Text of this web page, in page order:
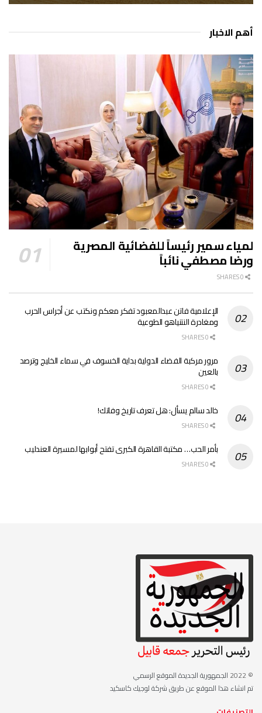
أهم الاخبار
لمياء سمير رئيساً للفضائية المصرية
ورضا مصطفي نائباً
الإعلامية فاتن عبدالمعبود تفكر معكم ونكتب عن أجراس الحرب
ومغادرة النتنياهو الطوعية
مرور مركبة الفضاء الدولية بداية الخسوف في سماء الخليج وترصد
بالعين
خالد سالم يسأل: هل تعرف تاريخ وفاتك!
بأمر الحب… مكتبة القاهرة الكبرى تفتح أبوابها لمسيرة العندليب
© 2022
الجمهورية الجديدة الموقع الرسمي
تم انشاء هذا الموقع عن طريق شركة لوجيك كاسكيد